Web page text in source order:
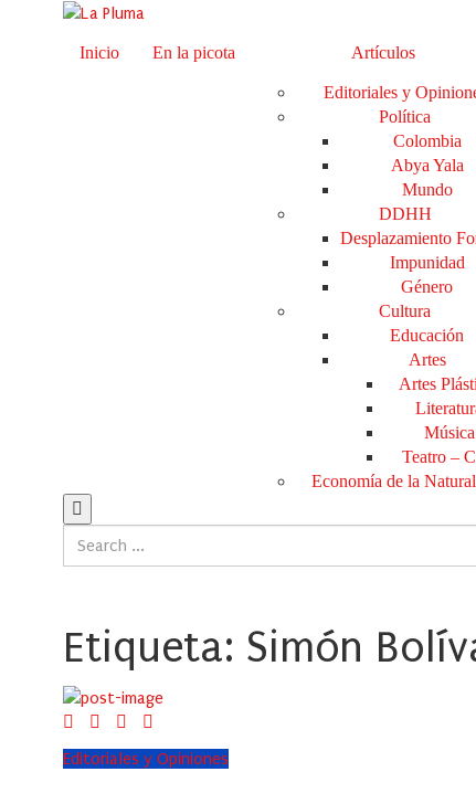
Inicio En la picota Artículos
Editoriales y
Política
Colombia
Abya Yala
Mundo
DDHH
Desplazamiento
Impunidad
Género
Cultura
Educación
Artes
Artes
Música
Teatro –
Economía de la
Etiqueta: Simón
Editoriales y Opiniones